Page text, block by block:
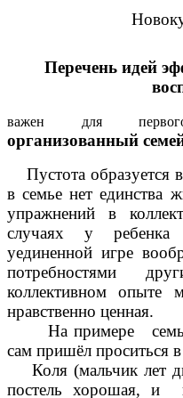
Перечень идей
важен для
организованный
Пустота образуется
в семье нет единства
упражнений в
случаях у ребенка
уединенной игре
потребностями
коллективном опыте
нравственно ценная.
На примере семьи
сам пришёл проситься
Коля (мальчик лет
постель хорошая, и